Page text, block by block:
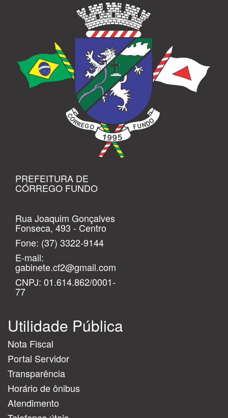
PREFEITURA DE
CÓRREGO FUNDO
Rua Joaquim Gonçalves
Fonseca, 493 - Centro
Fone: (37) 3322-9144
E-mail:
gabinete.cf2@gmail.com
CNPJ: 01.614.862/0001-
77
Utilidade Pública
Nota Fiscal
Portal Servidor
Transparência
Horário de ônibus
Atendimento